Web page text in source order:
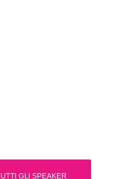
GLI SPEAKER